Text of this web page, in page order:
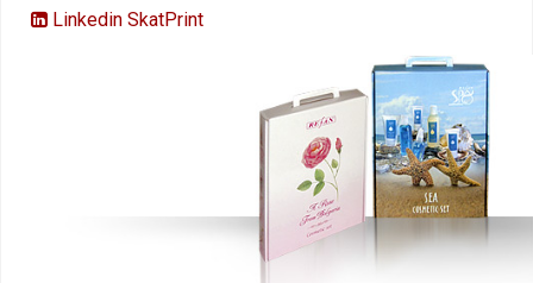
Linkedin SkatPrint